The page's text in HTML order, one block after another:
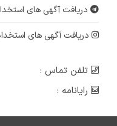
دریافت آگهی های
دریافت آگهی های
تلفن تماس :
رایانامه :